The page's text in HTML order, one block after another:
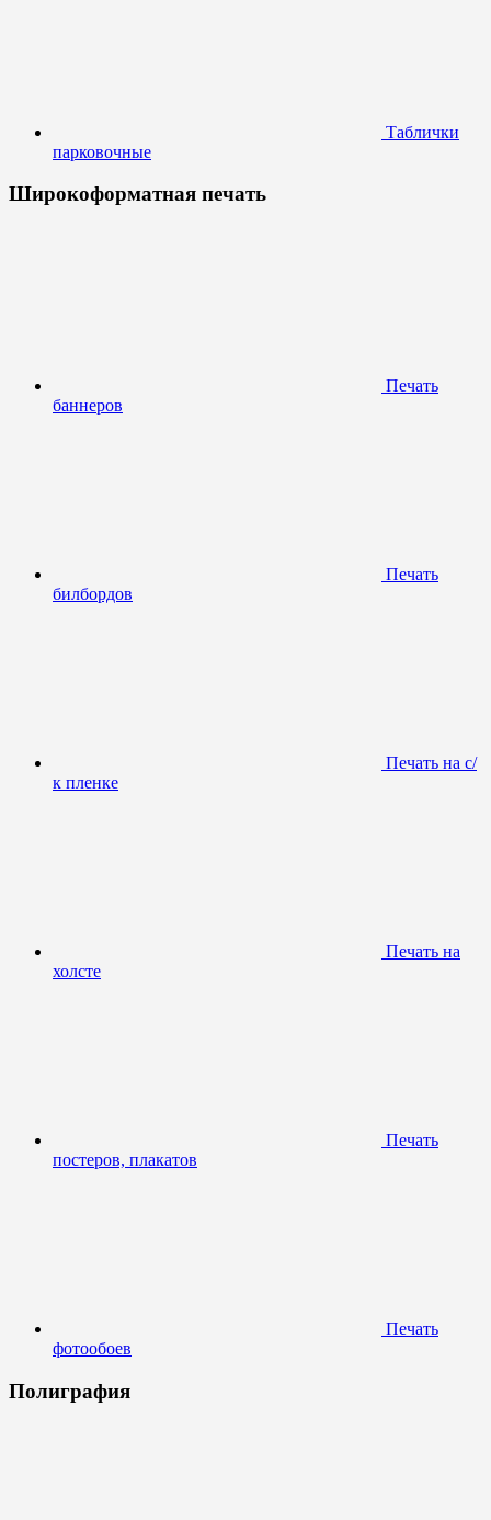
Таблички
парковочные
Широкоформатная печать
Печать
баннеров
Печать
билбордов
Печать на с/
к пленке
Печать на
холсте
Печать
постеров, плакатов
Печать
фотообоев
Полиграфия